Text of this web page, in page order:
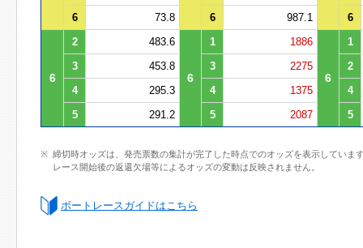
6
73.8 6 987.1 6
6
2 483.6
6
1 1886
6
1
3
453.8 3 2275
2
4
295.3 4 1375
4
5
291.2 5 2087 5
締切時オッズは、発売票数の集計が完了した時点でのオッズを表示していま
レース開始後の返還欠場等によるオッズの変動は反映されません。
ボートレースガイドはこちら